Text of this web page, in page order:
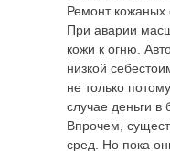
Ремонт кожаных
При аварии
кожи к огню.
низкой
не только
случае деньги
Впрочем,
сред. Но пока